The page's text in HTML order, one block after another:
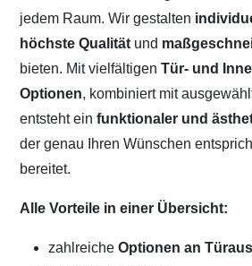
jedem Raum. Wir gestalten
höchste Qualität und
bieten. Mit vielfältigenTür- und
Optionen, kombiniert mit
entsteht einfunktionaler und
der genau Ihren Wünschen
bereitet.
Alle Vorteile in einer Übersicht:
zahlreicheOptionen an